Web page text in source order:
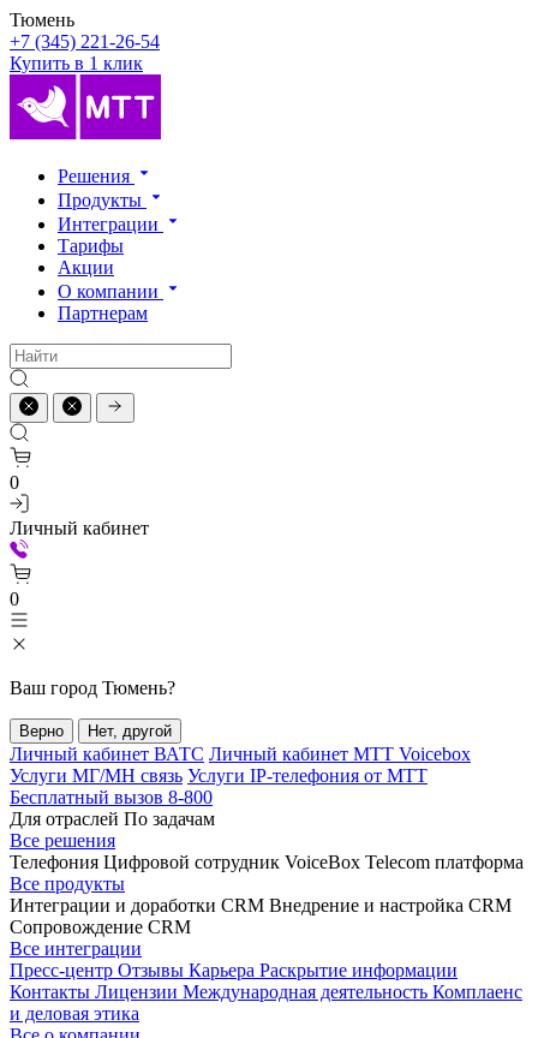
Тюмень
+7 (345) 221-26-54
Купить в 1 клик
Решения
Продукты
Интеграции
Тарифы
Акции
О компании
Партнерам
0
Личный кабинет
0
Ваш город Тюмень?
Верно Нет, другой
Личный кабинет ВАТС Личный кабинет МТТ Voicebox
Услуги МГ/МН связь Услуги IP-телефония от МТТ
Бесплатный вызов 8-800
Для отраслей По задачам
Все решения
Телефония Цифровой сотрудник VoiceBox Telecom платформа
Все продукты
Интеграции и доработки CRM Внедрение и настройка CRM
Сопровождение CRM
Все интеграции
Пресс-центр Отзывы Карьера Раскрытие информации
Контакты Лицензии Международная деятельность Комплаенс
и деловая этика